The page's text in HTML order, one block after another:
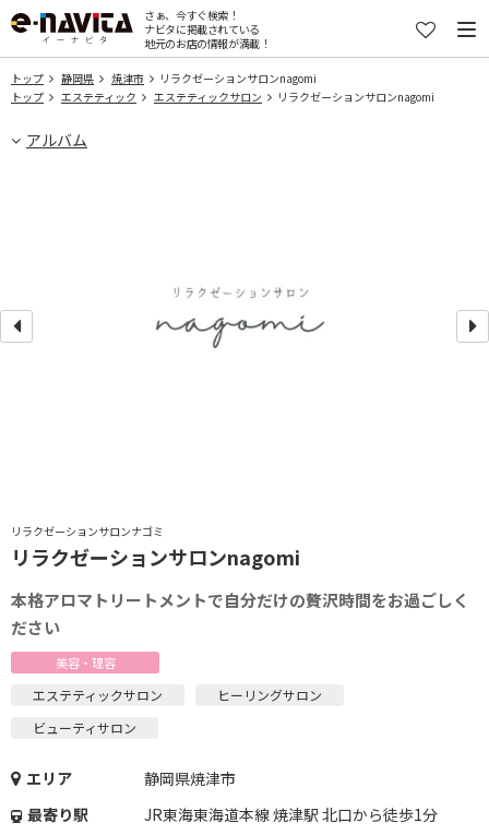
さぁ、今すぐ検索！
ナビタに掲載されている
地元のお店の情報が満載！
トップ 静岡県 焼津市
リラクゼーションサロンnagomi
トップ
エステティック エステティックサロン リラクゼーションサロンnagomi
アルバム
リラクゼーションサロンナゴミ
リラクゼーションサロンnagomi
本格アロマトリートメントで自分だけの贅沢時間をお過ごしく
ださい
美容・理容
エステティックサロン
ヒーリングサロン
ビューティサロン
エリア
静岡県焼津市
最寄り駅
JR東海東海道本線 焼津駅 北口から徒歩1分